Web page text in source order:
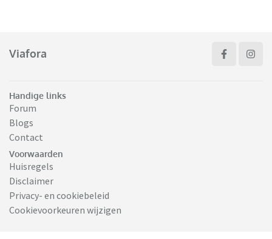
Viafora
Handige links
Forum
Blogs
Contact
Voorwaarden
Huisregels
Disclaimer
Privacy- en cookiebeleid
Cookievoorkeuren wijzigen